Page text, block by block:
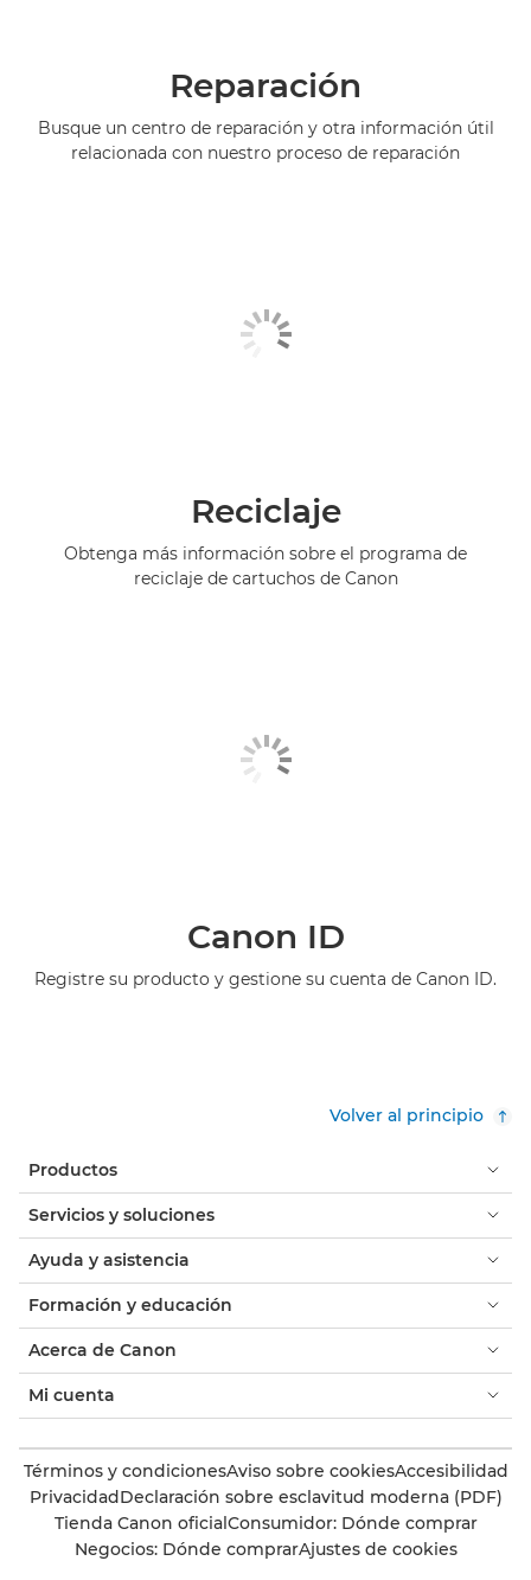
Reparación
Busque un centro de reparación y otra información útil
relacionada con nuestro proceso de reparación
Reciclaje
Obtenga más información sobre el programa de
reciclaje de cartuchos de Canon
Canon ID
Registre su producto y gestione su cuenta de Canon ID.
Volver al principio
Productos
Servicios y soluciones
Ayuda y asistencia
Formación y educación
Acerca de Canon
Mi cuenta
Términos y condicionesAviso sobre cookiesAccesibilidad
PrivacidadDeclaración sobre esclavitud moderna (PDF)
Tienda Canon oficialConsumidor: Dónde comprar
Negocios: Dónde comprarAjustes de cookies